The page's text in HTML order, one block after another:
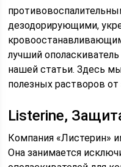
дезодорирующими,
лучший
нашей статьи. Здесь
полезных растворов
Listerine,
Компания «Листерин»
Она занимается